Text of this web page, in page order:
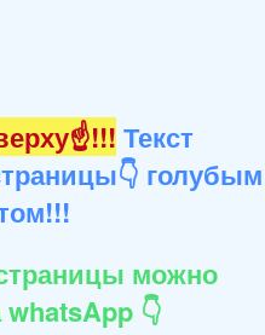
Текст
голубым
можно
👇